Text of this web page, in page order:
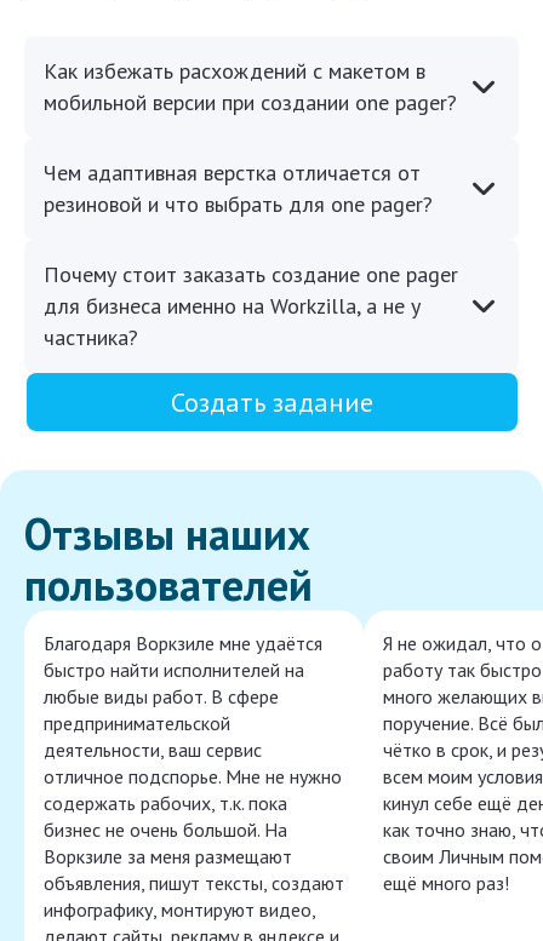
Как избежать расхождений с макетом в
мобильной версии при создании one pager?
Чем адаптивная верстка отличается от
резиновой и что выбрать для one pager?
Почему стоит заказать создание one pager
для бизнеса именно на Workzilla, а не у
частника?
Создать задание
Отзывы наших
пользователей
Благодаря Воркзиле мне удаётся
быстро найти исполнителей на
любые виды работ. В сфере
предпринимательской
деятельности, ваш сервис
отличное подспорье. Мне не нужно
содержать рабочих, т.к. пока
бизнес не очень большой. На
Воркзиле за меня размещают
объявления, пишут тексты, создают
инфографику, монтируют видео,
Я не ожидал, что
работу так
много желающих
поручение. Всё
чётко в срок, и
всем моим
кинул себе ещё
как точно знаю,
своим Личным
ещё много раз!